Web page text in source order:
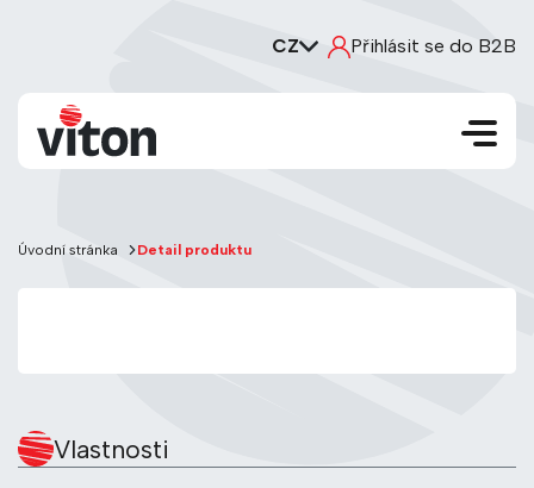
CZ Přihlásit se do B2B
Úvodní stránka Detail produktu
Vlastnosti